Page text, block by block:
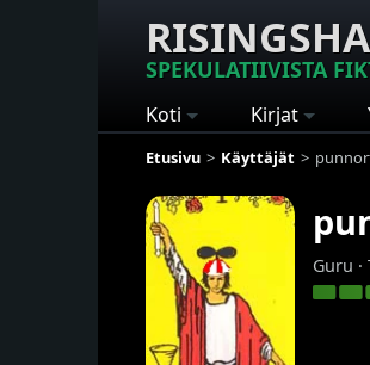
SPEKULATIIVISTA
Koti Kirjat
Etusivu Käyttäjät
Guru ·